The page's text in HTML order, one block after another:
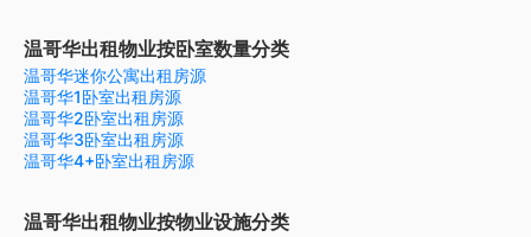
温哥华出租物业按卧室数量分类
温哥华迷你公寓出租房源
温哥华1卧室出租房源
温哥华2卧室出租房源
温哥华3卧室出租房源
温哥华4+卧室出租房源
温哥华出租物业按物业设施分类